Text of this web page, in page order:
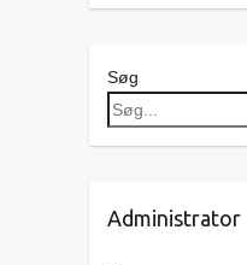
Søg
Administrator